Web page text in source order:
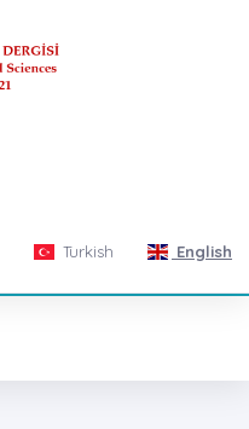
Turkish English